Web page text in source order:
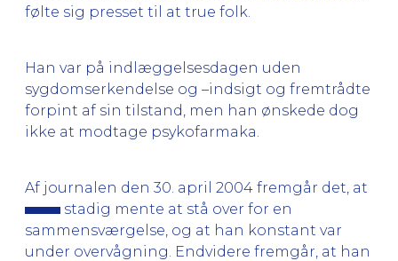
følte sig presset til at true folk.
Han var på indlæggelsesdagen uden
sygdomserkendelse og –indsigt og fremtrådte
forpint af sin tilstand, men han ønskede dog
ikke at modtage psykofarmaka.
Af journalen den 30. april 2004 fremgår det, at
stadig mente at stå over for en
sammensværgelse, og at han konstant var
under overvågning. Endvidere fremgår, at han